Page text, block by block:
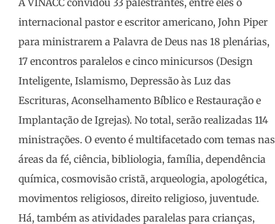
A VINACC convidou 33 palestrantes, entre eles o
internacional pastor e escritor americano, John Piper
para ministrarem a Palavra de Deus nas 18 plenárias,
17 encontros paralelos e cinco minicursos (Design
Inteligente, Islamismo, Depressão às Luz das
Escrituras, Aconselhamento Bíblico e Restauração e
Implantação de Igrejas). No total, serão realizadas 114
ministrações. O evento é multifacetado com temas nas
áreas da fé, ciência, bibliologia, família, dependência
química, cosmovisão cristã, arqueologia, apologética,
movimentos religiosos, direito religioso, juventude.
Há, também as atividades paralelas para crianças,